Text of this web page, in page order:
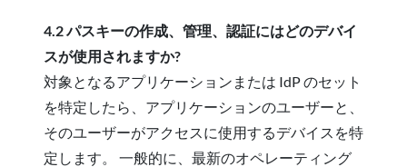
4.2 パスキーの作成、管理、認証にはどのデバイ
スが使用されますか?
対象となるアプリケーションまたは IdP のセット
を特定したら、アプリケーションのユーザーと、
そのユーザーがアクセスに使用するデバイスを特
定します。 一般的に、最新のオペレーティング